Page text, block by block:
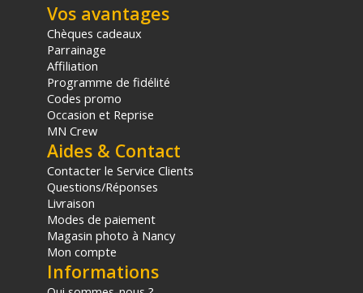
Vos avantages
Chèques cadeaux
Parrainage
Affiliation
Programme de fidélité
Codes promo
Occasion et Reprise
MN Crew
Aides & Contact
Contacter le Service Clients
Questions/Réponses
Livraison
Modes de paiement
Magasin photo à Nancy
Mon compte
Informations